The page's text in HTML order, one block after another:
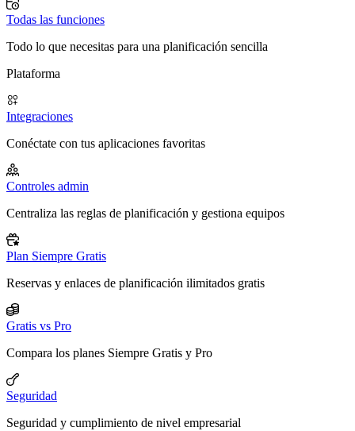
Todas las funciones
Todo lo que necesitas para una planificación sencilla
Plataforma
Integraciones
Conéctate con tus aplicaciones favoritas
Controles admin
Centraliza las reglas de planificación y gestiona equipos
Plan Siempre Gratis
Reservas y enlaces de planificación ilimitados gratis
Gratis vs Pro
Compara los planes Siempre Gratis y Pro
Seguridad
Seguridad y cumplimiento de nivel empresarial